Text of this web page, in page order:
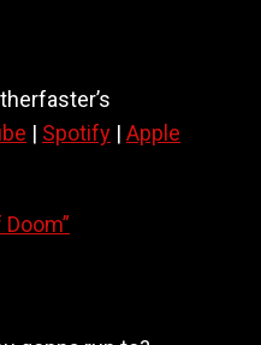
| Spotify | Apple